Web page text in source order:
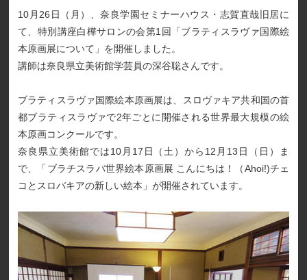
10月26日（月）、奈良学園セミナーハウス・志賀直哉旧居に
て、特別講座白樺サロンの会第1回「ブラティスラヴァ国際絵
本原画展について」を開催しました。
講師は奈良県立美術館学芸員の深谷聡さんです。
ブラティスラヴァ国際絵本原画展は、スロヴァキア共和国の首
都ブラティスラヴァで2年ごとに開催される世界最大規模の絵
本原画コンクールです。
奈良県立美術館では10月17日（土）から12月13日（日）ま
で、「ブラチスラバ世界絵本原画展 こんにちは！（Ahoi!)チェ
コとスロバキアの新しい絵本」が開催されています。